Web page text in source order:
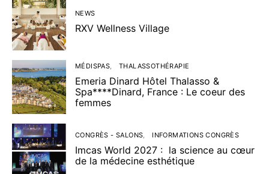
NEWS
RXV Wellness Village
MÉDISPAS THALASSOTHÉRAPIE
Emeria Dinard Hôtel Thalasso &
Spa****Dinard, France : Le coeur des
femmes
CONGRÈS - SALONS INFORMATIONS CONGRÈS
Imcas World 2027 : la science au cœur
de la médecine esthétique